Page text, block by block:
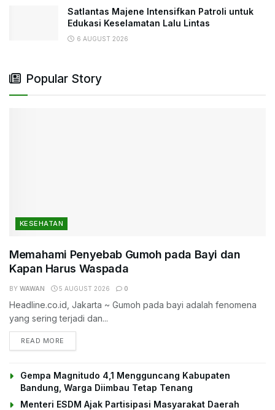
Satlantas Majene Intensifkan Patroli untuk
Edukasi Keselamatan Lalu Lintas
6 AUGUST 2026
Popular Story
KESEHATAN
Memahami Penyebab Gumoh pada Bayi dan
Kapan Harus Waspada
BY WAWAN 5 AUGUST 2026 0
Headline.co.id, Jakarta ~ Gumoh pada bayi adalah fenomena
yang sering terjadi dan...
READ MORE
Gempa Magnitudo 4,1 Mengguncang Kabupaten
Bandung, Warga Diimbau Tetap Tenang
Menteri ESDM Ajak Partisipasi Masyarakat Daerah